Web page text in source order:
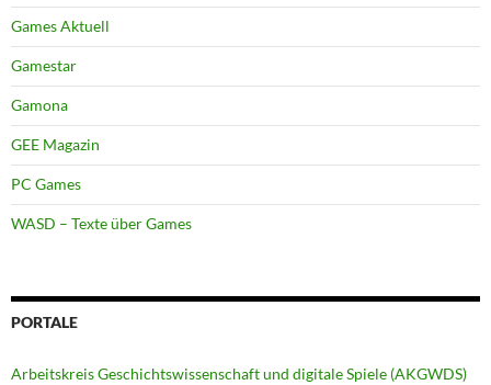
Games Aktuell
Gamestar
Gamona
GEE Magazin
PC Games
WASD – Texte über Games
PORTALE
Arbeitskreis Geschichtswissenschaft und digitale Spiele (AKGWDS)